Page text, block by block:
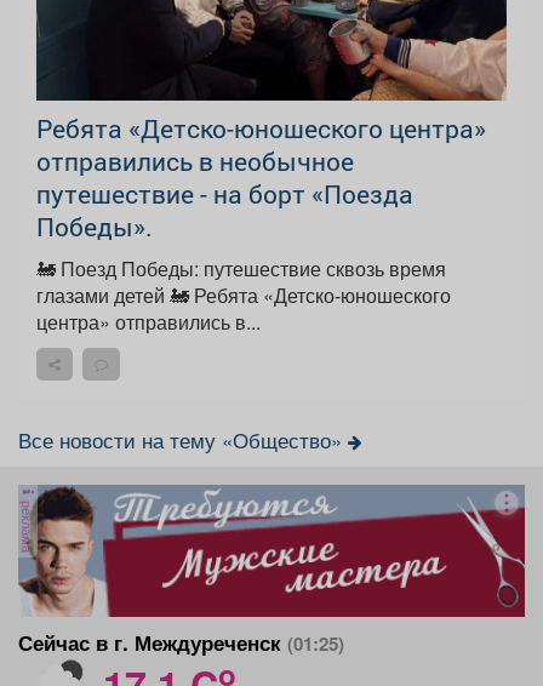
Ребята «Детско-юношеского центра»
отправились в необычное
путешествие - на борт «Поезда
Победы».
🚂 Поезд Победы: путешествие сквозь время
глазами детей 🚂 Ребята «Детско-юношеского
центра» отправились в...
Все новости на тему «Общество»
реклама
Сейчас в г. Междуреченск (01:25)
o